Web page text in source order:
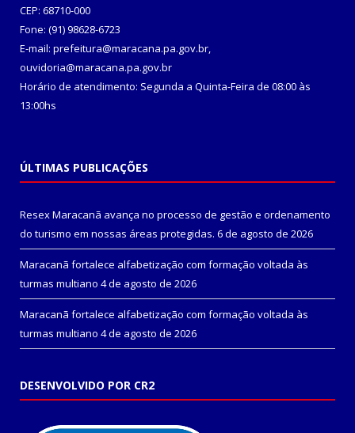
CEP: 68710-000
Fone: (91) 98628-6723
E-mail: prefeitura@maracana.pa.gov.br,
ouvidoria@maracana.pa.gov.br
Horário de atendimento: Segunda a Quinta-Feira de 08:00 às
13:00hs
ÚLTIMAS PUBLICAÇÕES
Resex Maracanã avança no processo de gestão e ordenamento
do turismo em nossas áreas protegidas. 6 de agosto de 2026
Maracanã fortalece alfabetização com formação voltada às
turmas multiano 4 de agosto de 2026
Maracanã fortalece alfabetização com formação voltada às
turmas multiano 4 de agosto de 2026
DESENVOLVIDO POR CR2